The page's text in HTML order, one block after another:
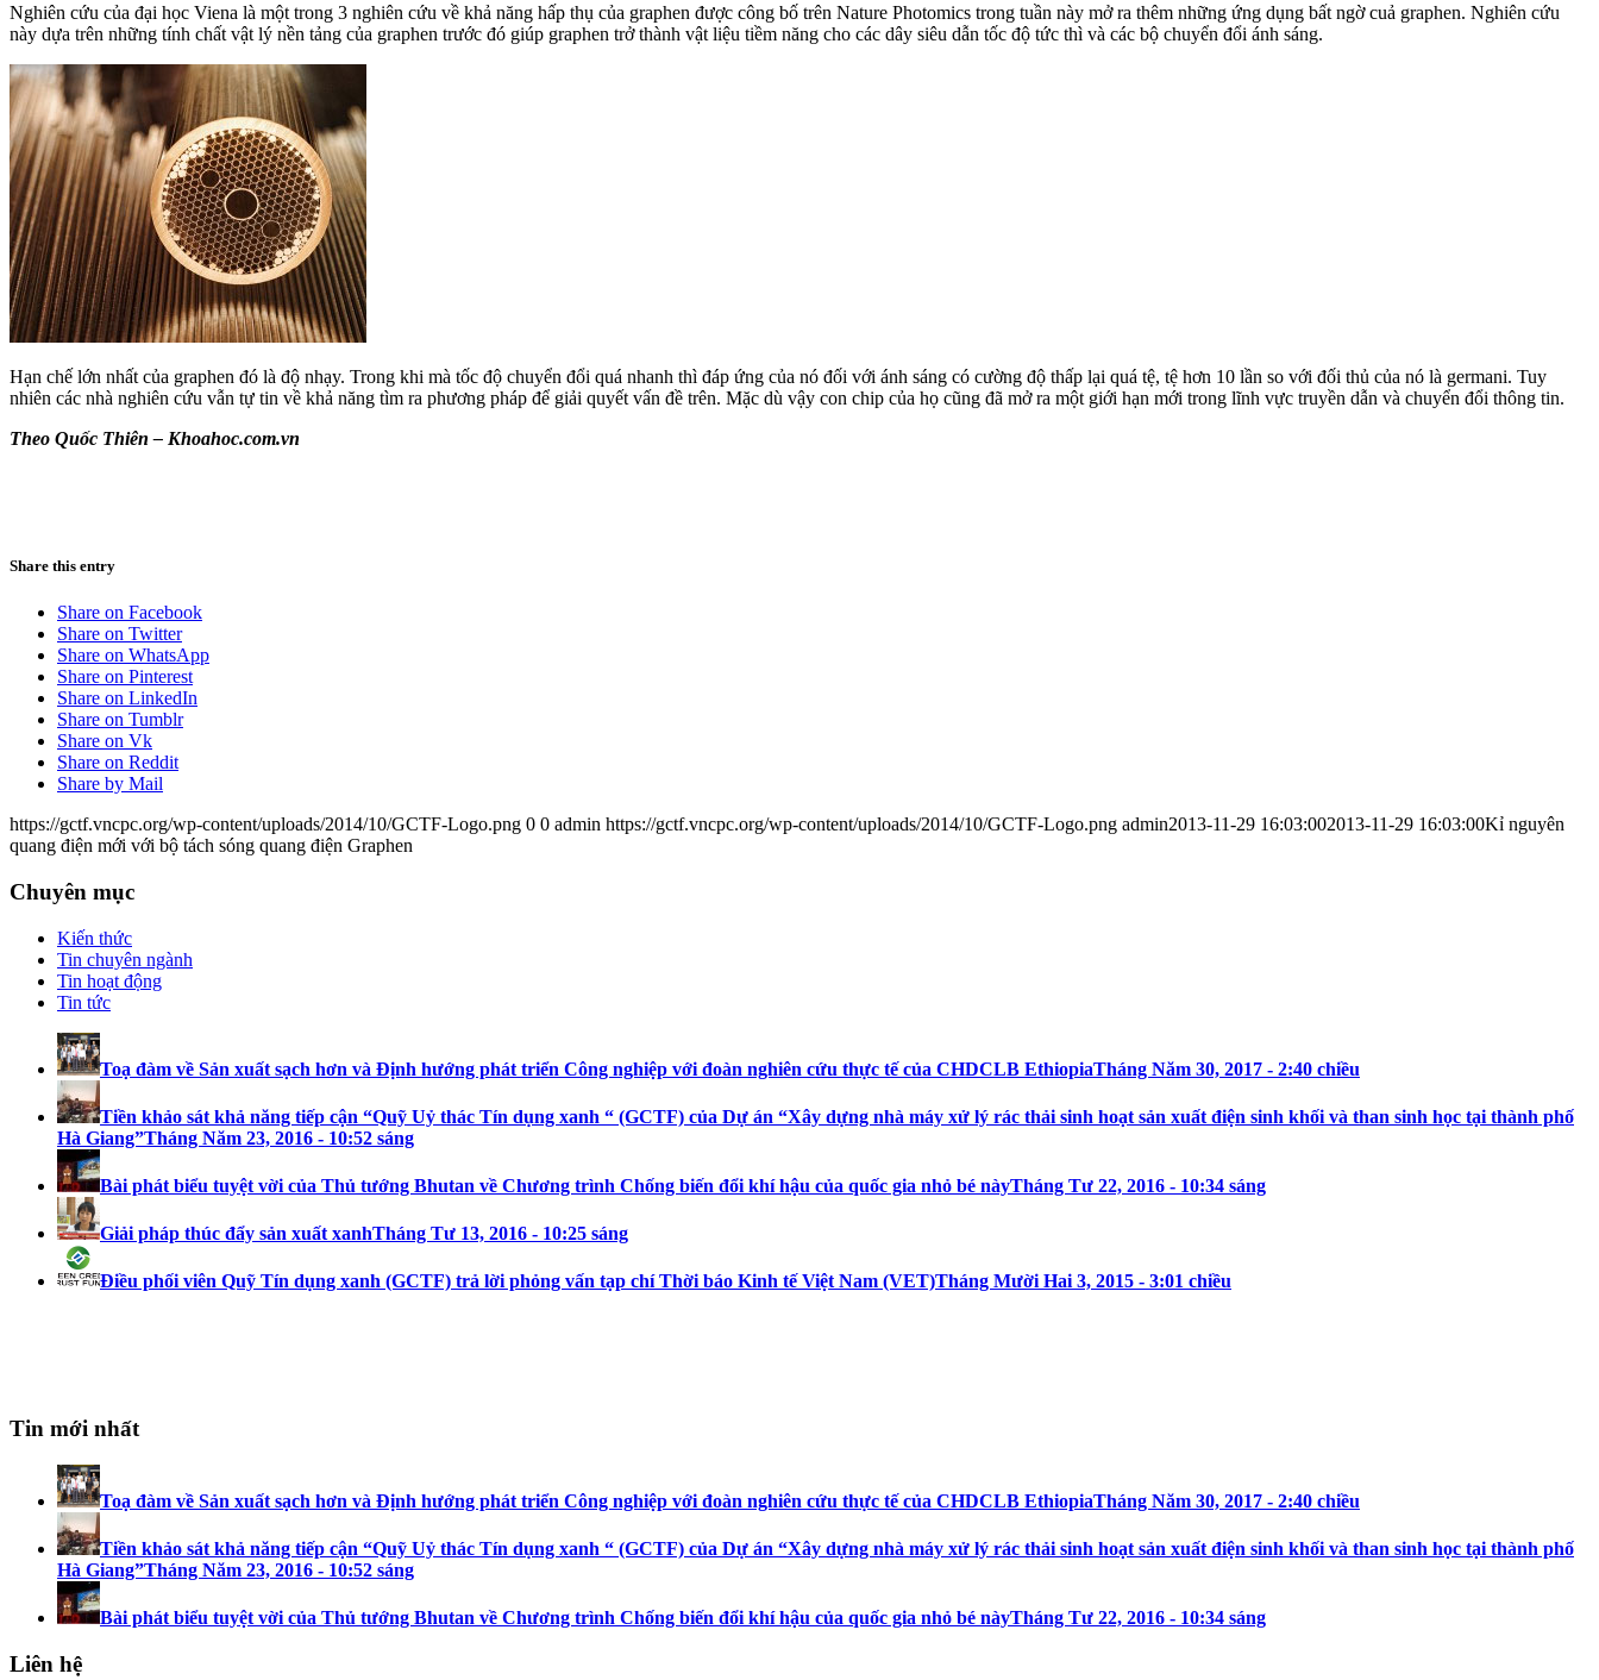
Nghiên cứu của đại học Viena là một trong 3 nghiên cứu về khả năng hấp thụ của graphen được công bố trên Nature Photomics trong tuần này mở ra thêm những ứng dụng bất ngờ cuả graphen. Nghiên cứu
này dựa trên những tính chất vật lý nền tảng của graphen trước đó giúp graphen trở thành vật liệu tiềm năng cho các dây siêu dẫn tốc độ tức thì và các bộ chuyển đổi ánh sáng.
Hạn chế lớn nhất của graphen đó là độ nhạy. Trong khi mà tốc độ chuyển đổi quá nhanh thì đáp ứng của nó đối với ánh sáng có cường độ thấp lại quá tệ, tệ hơn 10 lần so với đối thủ của nó là germani. Tuy
nhiên các nhà nghiên cứu vẫn tự tin về khả năng tìm ra phương pháp để giải quyết vấn đề trên. Mặc dù vậy con chip của họ cũng đã mở ra một giới hạn mới trong lĩnh vực truyền dẫn và chuyển đổi thông tin.
Theo Quốc Thiên – Khoahoc.com.vn
Share this entry
Share on Facebook
Share on Twitter
Share on WhatsApp
Share on Pinterest
Share on LinkedIn
Share on Tumblr
Share on Vk
Share on Reddit
Share by Mail
https://gctf.vncpc.org/wp-content/uploads/2014/10/GCTF-Logo.png 0 0 admin https://gctf.vncpc.org/wp-content/uploads/2014/10/GCTF-Logo.png admin2013-11-29 16:03:002013-11-29 16:03:00Kỉ nguyên
quang điện mới với bộ tách sóng quang điện Graphen
Chuyên mục
Kiến thức
Tin chuyên ngành
Tin hoạt động
Tin tức
Toạ đàm về Sản xuất sạch hơn và Định hướng phát triển Công nghiệp với đoàn nghiên cứu thực tế của CHDCLB EthiopiaTháng Năm 30, 2017 - 2:40 chiều
Tiền khảo sát khả năng tiếp cận “Quỹ Uỷ thác Tín dụng xanh “ (GCTF) của Dự án “Xây dựng nhà máy xử lý rác thải sinh hoạt sản xuất điện sinh khối và than sinh học tại thành phố
Hà Giang”Tháng Năm 23, 2016 - 10:52 sáng
Bài phát biểu tuyệt vời của Thủ tướng Bhutan về Chương trình Chống biến đổi khí hậu của quốc gia nhỏ bé nàyTháng Tư 22, 2016 - 10:34 sáng
Giải pháp thúc đẩy sản xuất xanhTháng Tư 13, 2016 - 10:25 sáng
Điều phối viên Quỹ Tín dụng xanh (GCTF) trả lời phỏng vấn tạp chí Thời báo Kinh tế Việt Nam (VET)Tháng Mười Hai 3, 2015 - 3:01 chiều
Tin mới nhất
Toạ đàm về Sản xuất sạch hơn và Định hướng phát triển Công nghiệp với đoàn nghiên cứu thực tế của CHDCLB EthiopiaTháng Năm 30, 2017 - 2:40 chiều
Tiền khảo sát khả năng tiếp cận “Quỹ Uỷ thác Tín dụng xanh “ (GCTF) của Dự án “Xây dựng nhà máy xử lý rác thải sinh hoạt sản xuất điện sinh khối và than sinh học tại thành phố
Hà Giang”Tháng Năm 23, 2016 - 10:52 sáng
Bài phát biểu tuyệt vời của Thủ tướng Bhutan về Chương trình Chống biến đổi khí hậu của quốc gia nhỏ bé nàyTháng Tư 22, 2016 - 10:34 sáng
Liên hệ